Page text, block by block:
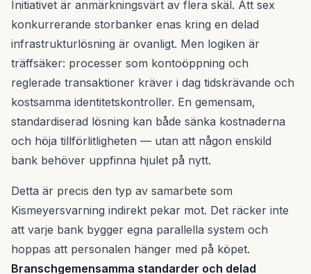
Initiativet är anmärkningsvärt av flera skäl. Att sex
konkurrerande storbanker enas kring en delad
infrastrukturlösning är ovanligt. Men logiken är
träffsäker: processer som kontoöppning och
reglerade transaktioner kräver i dag tidskrävande och
kostsamma identitetskontroller. En gemensam,
standardiserad lösning kan både sänka kostnaderna
och höja tillförlitligheten — utan att någon enskild
bank behöver uppfinna hjulet på nytt.
Detta är precis den typ av samarbete som
Kismeyersvarning indirekt pekar mot. Det räcker inte
att varje bank bygger egna parallella system och
hoppas att personalen hänger med på köpet.
Branschgemensamma standarder och delad